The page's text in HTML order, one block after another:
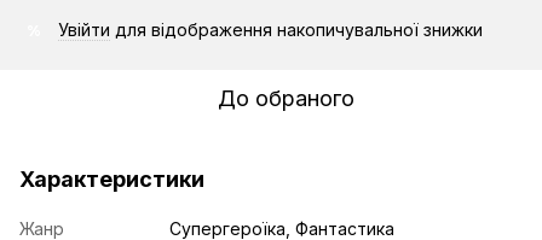
Увійти для відображення накопичувальної знижки
До обраного
Характеристики
Жанр
Супергероїка, Фантастика